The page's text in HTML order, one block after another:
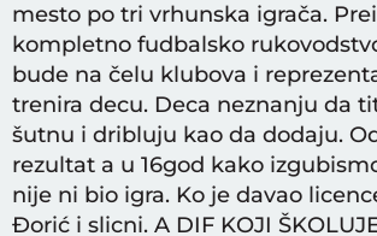
mesto po tri vrhunska igrača.
kompletno fudbalsko
bude na čelu klubova i
trenira decu. Deca neznanju da
šutnu i dribluju kao da dodaju.
rezultat a u 16god kako
nije ni bio igra. Ko je davao
Đorić i slicni. A DIF KOJI